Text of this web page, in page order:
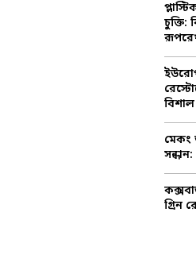
চুক্তি:
মেকং
গ্রিন